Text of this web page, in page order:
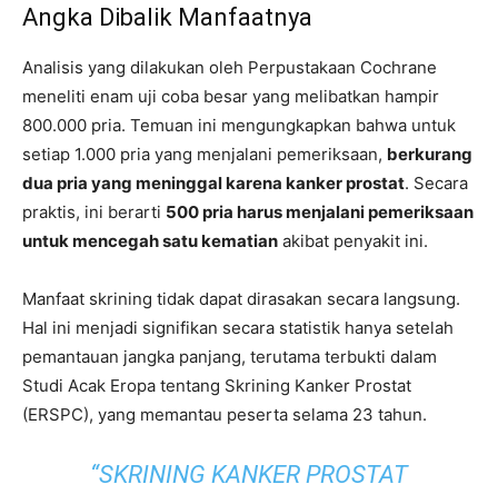
Angka Dibalik Manfaatnya
Analisis yang dilakukan oleh Perpustakaan Cochrane
meneliti enam uji coba besar yang melibatkan hampir
800.000 pria. Temuan ini mengungkapkan bahwa untuk
setiap 1.000 pria yang menjalani pemeriksaan, berkurang
dua pria yang meninggal karena kanker prostat. Secara
praktis, ini berarti 500 pria harus menjalani pemeriksaan
untuk mencegah satu kematian akibat penyakit ini.
Manfaat skrining tidak dapat dirasakan secara langsung.
Hal ini menjadi signifikan secara statistik hanya setelah
pemantauan jangka panjang, terutama terbukti dalam
Studi Acak Eropa tentang Skrining Kanker Prostat
(ERSPC), yang memantau peserta selama 23 tahun.
“SKRINING KANKER PROSTAT